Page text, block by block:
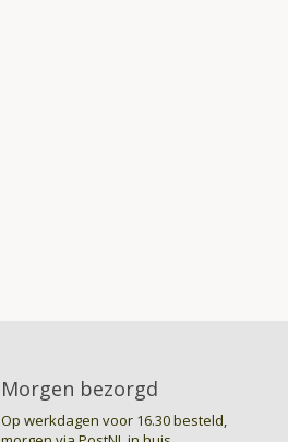
Morgen bezorgd
Op werkdagen voor 16.30 besteld,